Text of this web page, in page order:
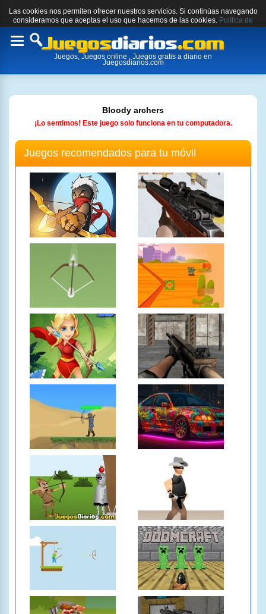
Las cookies nos permiten ofrecer nuestros servicios. Si continúas navegando
consideramos que aceptas el uso que hacemos de las cookies. Política de
cookies.
Toggle
Juegos, Juegos online , Juegos gratis a diario en
Juegosdiarios.com
Bloody archers
¡Lo sentimos! Este juego solo funciona en tu computadora.
Juegos recomendados para tu móvil